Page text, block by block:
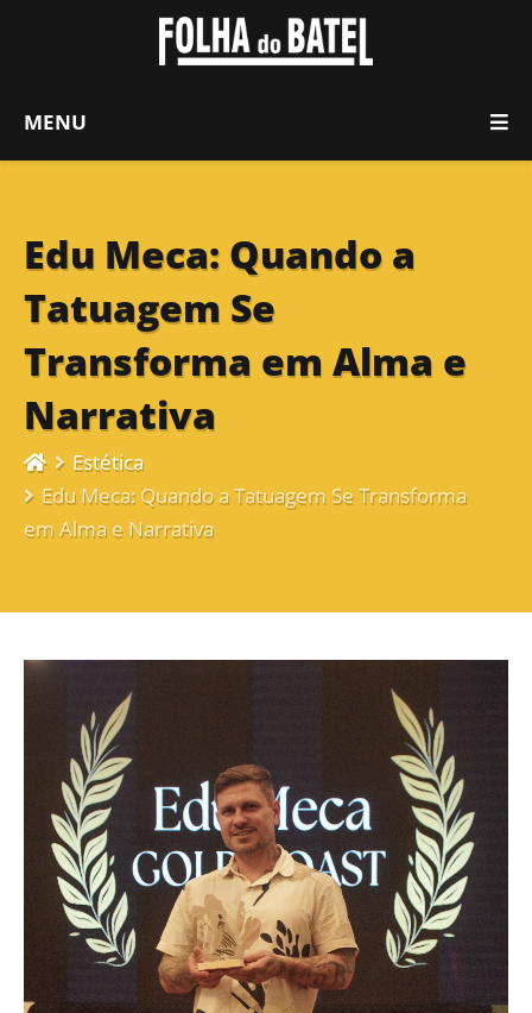
MENU
Edu Meca: Quando a
Tatuagem Se
Transforma em Alma e
Narrativa
Estética
Edu Meca: Quando a Tatuagem Se Transforma
em Alma e Narrativa